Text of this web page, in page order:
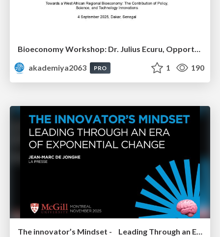
akademiya2063
PRO 1 190
The innovator’s Mindset - Leading Through an Era of Exponential Change - McGill University 2025